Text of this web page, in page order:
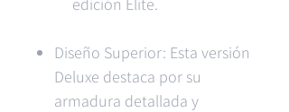
Diseño Superior: Esta versión
Deluxe destaca por su
armadura detallada y